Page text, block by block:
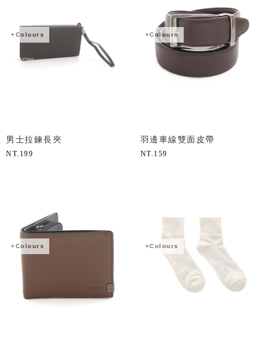
+Colours
男士拉鍊長夾
NT. 199
+Colours
羽邊車線雙面皮帶
NT. 159
+Colours +Colours